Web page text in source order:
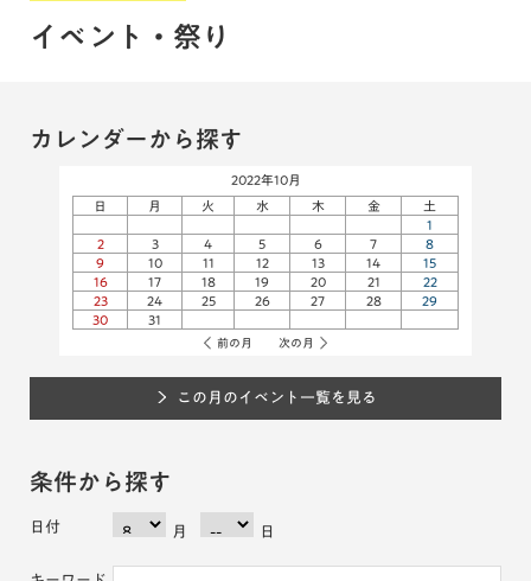
イベント・祭り
カレンダーから探す
2022年10月
日
月 火 水 木 金
土
1
2
3 4 5 6 7
8
9
10 11 12 13 14
15
16
17 18 19 20 21
22
23
24 25 26 27 28
29
30
31
前の月 次の月
この月のイベント一覧を見る
条件から探す
日付 月 日